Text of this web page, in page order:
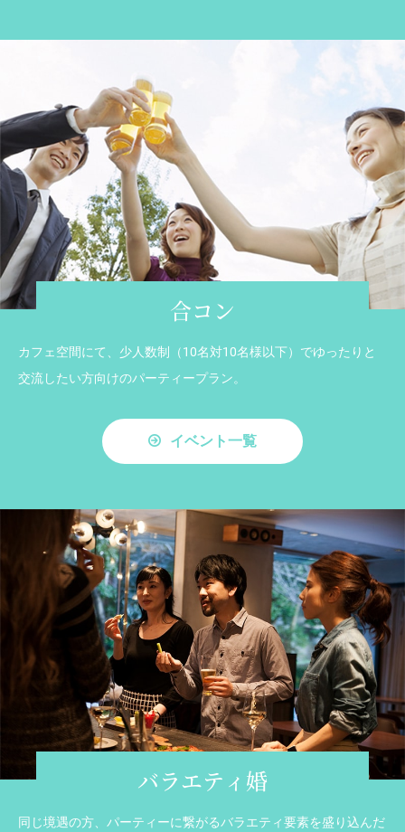
合コン
カフェ空間にて、少人数制（10名対10名様以下）でゆったりと
交流したい方向けのパーティープラン。
イベント一覧
バラエティ婚
同じ境遇の方、パーティーに繋がるバラエティ要素を盛り込んだ